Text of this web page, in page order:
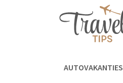
AUTOVAKANTIES